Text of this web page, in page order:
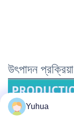
উৎপাদন প্রক্রিয়া
Yuhua